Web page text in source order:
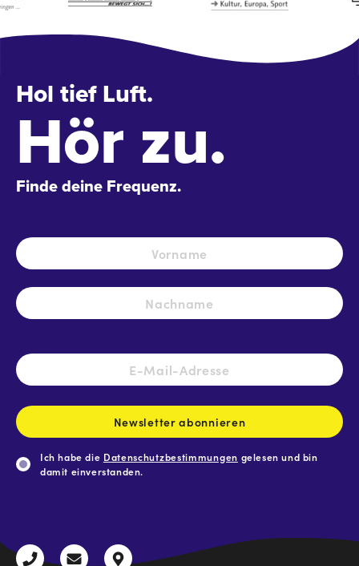
Hol tief Luft.
Hör zu.
Finde deine Frequenz.
Name *
E-
Mail-
Newsletter abonnieren
Ich habe die Datenschutzbestimmungen gelesen und bin
damit einverstanden.
+43
radio@freequenns.at
Kulturhausstraße